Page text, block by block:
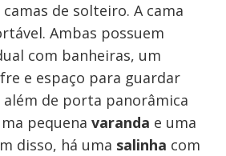
de solteiro. A cama
Ambas possuem
com banheiras, um
e espaço para guardar
além de porta panorâmica
pequena varanda e uma
disso, há uma salinha com